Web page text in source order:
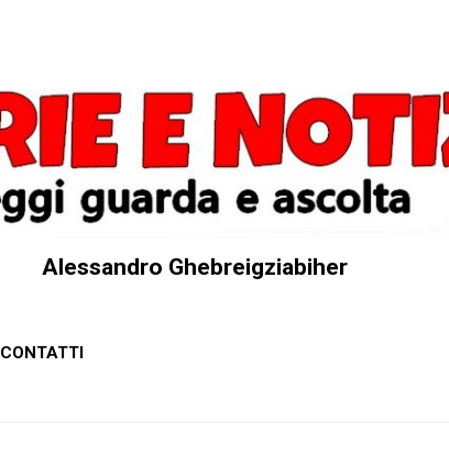
Alessandro Ghebreigziabiher
CONTATTI